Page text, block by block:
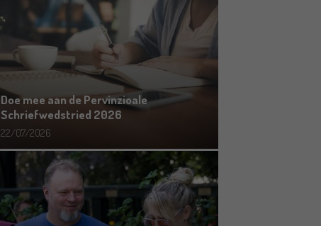
Doe mee aan de Pervinzioale
Schriefwedstried 2026
22/07/2026